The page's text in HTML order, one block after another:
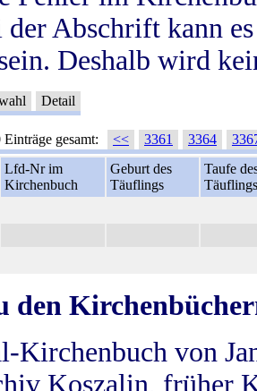
Abschrift kann
Deshalb wird
Detail
Einträge gesamt: << 3361 3364
Lfd-Nr im
Kirchenbuch
Geburt des
Täuflings
Taufe
Täuflings
den
Kirchenbuch von
Koszalin, früher